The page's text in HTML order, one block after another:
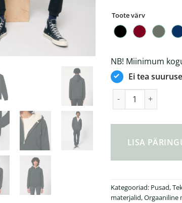
Toote värv
NB! Miinimum
Ei tea
LISA
Kategooriad: Pusad,
materjalid,Orgaaniline